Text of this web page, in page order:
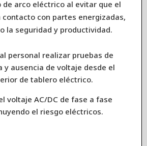
de arco eléctrico al evitar que el
con partes energizadas,
la seguridad y productividad.
personal realizar pruebas de
y ausencia de voltaje desde el
de tablero eléctrico.
voltaje AC/DC de fase a fase
el riesgo eléctricos.